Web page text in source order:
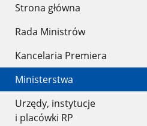
Strona główna
Rada Ministrów
Kancelaria Premiera
Ministerstwa
Urzędy, instytucje
i placówki RP